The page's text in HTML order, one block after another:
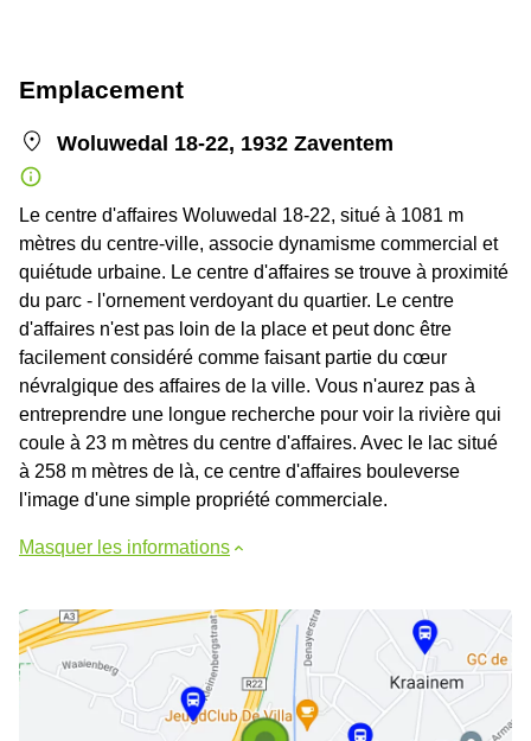
Emplacement
Woluwedal 18-22, 1932 Zaventem
Le centre d'affaires Woluwedal 18-22, situé à 1081 m
mètres du centre-ville, associe dynamisme commercial et
quiétude urbaine. Le centre d'affaires se trouve à proximité
du parc - l'ornement verdoyant du quartier. Le centre
d'affaires n'est pas loin de la place et peut donc être
facilement considéré comme faisant partie du cœur
névralgique des affaires de la ville. Vous n'aurez pas à
entreprendre une longue recherche pour voir la rivière qui
coule à 23 m mètres du centre d'affaires. Avec le lac situé
à 258 m mètres de là, ce centre d'affaires bouleverse
l'image d'une simple propriété commerciale.
Masquer les informations